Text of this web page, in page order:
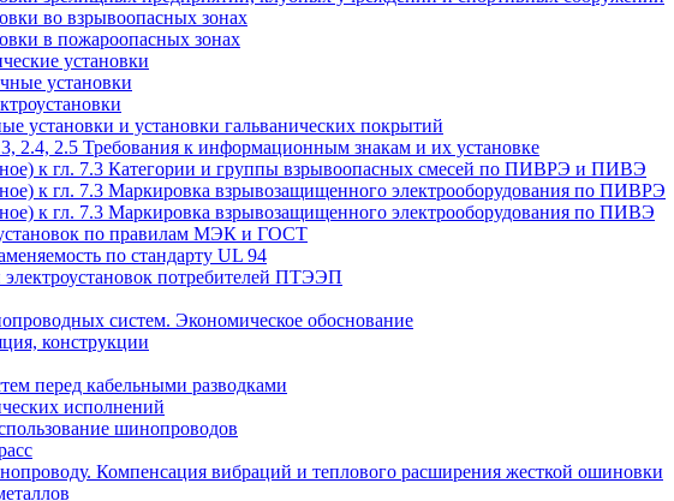
во взрывоопасных зонах
в пожароопасных зонах
установки
установки
установки и установки гальванических покрытий
2.4, 2.5 Требования к информационным знакам и их установке
к гл. 7.3 Категории и группы взрывоопасных смесей по ПИВРЭ и ПИВЭ
к гл. 7.3 Маркировка взрывозащищенного электрооборудования по ПИВРЭ
к гл. 7.3 Маркировка взрывозащищенного электрооборудования по ПИВЭ
по правилам МЭК и ГОСТ
по стандарту UL 94
потребителей ПТЭЭП
систем. Экономическое обоснование
конструкции
перед кабельными разводками
исполнений
шинопроводов
Компенсация вибраций и теплового расширения жесткой ошиновки